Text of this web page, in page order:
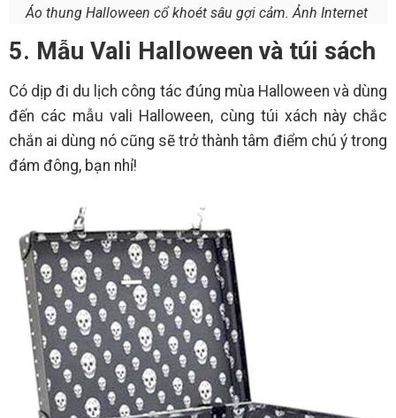
Áo thung Halloween cổ khoét sâu gợi cảm. Ảnh Internet
5. Mẫu Vali Halloween và túi sách
Có dịp đi du lịch công tác đúng mùa Halloween và dùng
đến các mẫu vali Halloween, cùng túi xách này chắc
chắn ai dùng nó cũng sẽ trở thành tâm điểm chú ý trong
đám đông, bạn nhỉ!